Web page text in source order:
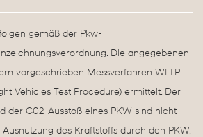
gemäß der Pkw-
Die angegebenen
vorgeschrieben Messverfahren WLTP
Vehicles Test Procedure) ermittelt. Der
der C02-Ausstoß eines PKW sind nicht
des Kraftstoffs durch den PKW,